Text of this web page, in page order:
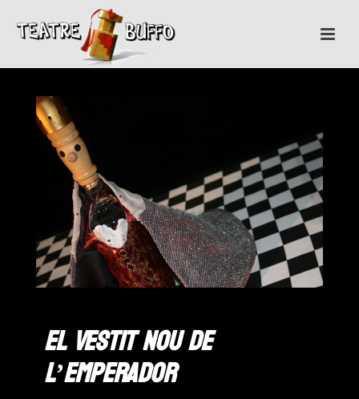
El Vestit Nou de
l’Emperador